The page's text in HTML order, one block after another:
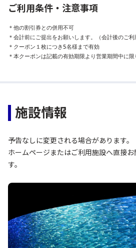
ご利用条件・注意事項
＊他の割引券との併用不可
＊会計前にご提出をお願いします。（会計後のご利
＊クーポン１枚につき5名様まで有効
＊本クーポンは記載の有効期限より営業期間中に
施設情報
予告なしに変更される場合があります。
ホームページまたはご利用施設へ直接
す。